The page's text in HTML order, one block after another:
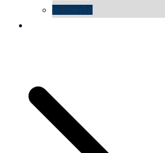
wikipedia